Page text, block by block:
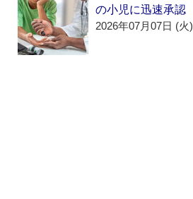
の小児に迅速承認
2026年07月07日 (火)